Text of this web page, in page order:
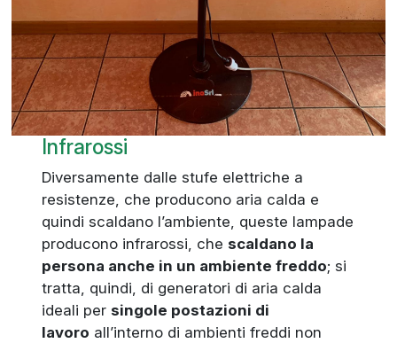
Infrarossi
Diversamente dalle stufe elettriche a
resistenze, che producono aria calda e
quindi scaldano l’ambiente, queste lampade
producono infrarossi, che scaldano la
persona anche in un ambiente freddo; si
tratta, quindi, di generatori di aria calda
ideali per singole postazioni di
lavoro all’interno di ambienti freddi non